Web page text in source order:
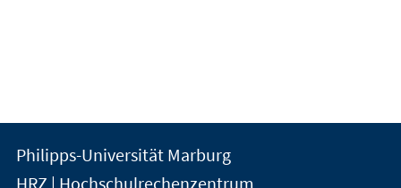
Kontakt
und
der
Philipps-Universität Marburg
HRZ | Hochschulrechenzentrum